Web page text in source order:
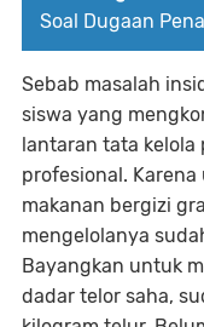
Soal Dugaan
Sebab masalah
siswa yang
lantaran tata kelola
profesional.
makanan bergizi
mengelolanya
Bayangkan untuk
dadar telor saha,